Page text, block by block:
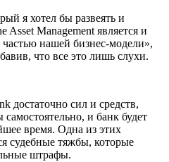
я хотел бы развеять и
Asset Management является и
частью нашей бизнес-модели»,
что все это лишь слухи.
достаточно сил и средств,
и банк будет
время. Одна из этих
судебные тяжбы, которые
штрафы.